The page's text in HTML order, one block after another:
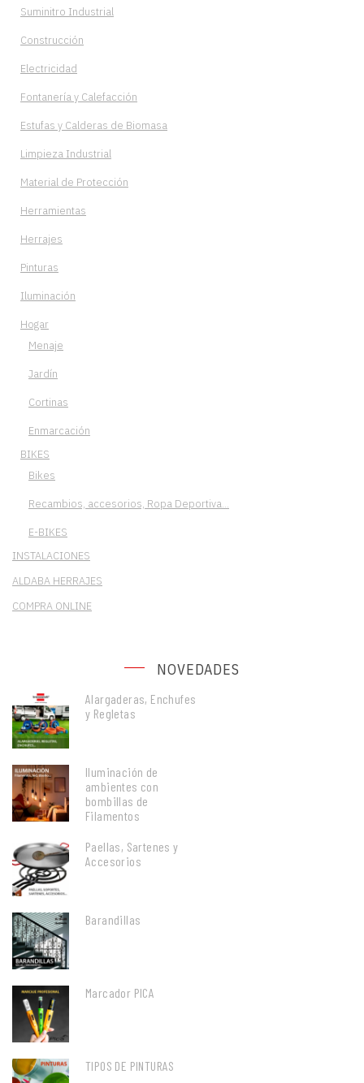
Suminitro Industrial
Construcción
Electricidad
Fontanería y Calefacción
Estufas y Calderas de Biomasa
Limpieza Industrial
Material de Protección
Herramientas
Herrajes
Pinturas
Iluminación
Hogar
Menaje
Jardín
Cortinas
Enmarcación
BIKES
Bikes
Recambios, accesorios, Ropa Deportiva…
E-BIKES
INSTALACIONES
ALDABA HERRAJES
COMPRA ONLINE
NOVEDADES
Alargaderas, Enchufes
y Regletas
Iluminación de
ambientes con
bombillas de
Filamentos
Paellas, Sartenes y
Accesorios
Barandillas
Marcador PICA
TIPOS DE PINTURAS